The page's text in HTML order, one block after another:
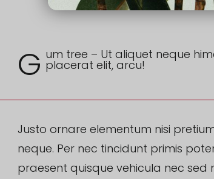
G um tree – Ut aliquet neque
placerat elit, arcu!
Justo ornare elementum nisi
neque. Per nec tincidunt primis
praesent quisque vehicula nec sed